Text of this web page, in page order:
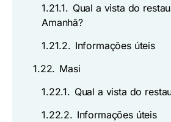
1.21.1. Qual a vista do
Amanhã?
1.21.2. Informações úteis
1.22. Masi
1.22.1. Qual a vista do
1.22.2. Informações úteis